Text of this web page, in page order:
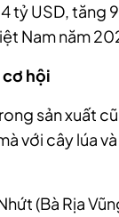
tỷ USD, tăng
Nam năm
hội
sản xuất
với cây lúa
(Bà Rịa